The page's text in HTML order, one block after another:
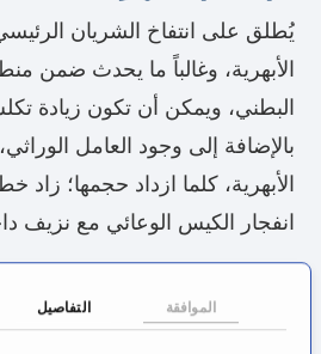
الموافقة التفاصيل
يُطلق على انتفاخ الشريان
الأبهرية، وغالباً ما يحدث ضمن
البطني، ويمكن أن تكون زيادة
بالإضافة إلى وجود العامل
الأبهرية، كلما ازداد حجمها؛ زاد
انفجار الكيس الوعائي مع نزيف
زمنية قصيرة للغاية، ويمكن أن